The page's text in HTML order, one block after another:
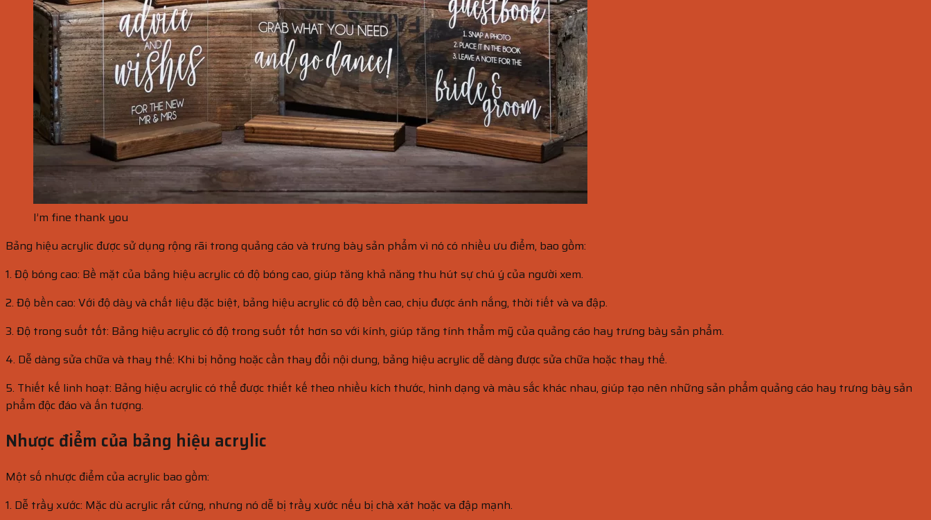
I’m fine thank you
Bảng hiệu acrylic được sử dụng rộng rãi trong quảng cáo và trưng bày sản phẩm vì nó có nhiều ưu điểm, bao gồm:
1. Độ bóng cao: Bề mặt của bảng hiệu acrylic có độ bóng cao, giúp tăng khả năng thu hút sự chú ý của người xem.
2. Độ bền cao: Với độ dày và chất liệu đặc biệt, bảng hiệu acrylic có độ bền cao, chịu được ánh nắng, thời tiết và va đập.
3. Độ trong suốt tốt: Bảng hiệu acrylic có độ trong suốt tốt hơn so với kính, giúp tăng tính thẩm mỹ của quảng cáo hay trưng bày sản phẩm.
4. Dễ dàng sửa chữa và thay thế: Khi bị hỏng hoặc cần thay đổi nội dung, bảng hiệu acrylic dễ dàng được sửa chữa hoặc thay thế.
5. Thiết kế linh hoạt: Bảng hiệu acrylic có thể được thiết kế theo nhiều kích thước, hình dạng và màu sắc khác nhau, giúp tạo nên những sản phẩm quảng cáo hay trưng bày sản
phẩm độc đáo và ấn tượng.
Nhược điểm của bảng hiệu acrylic
Một số nhược điểm của acrylic bao gồm:
1. Dễ trầy xước: Mặc dù acrylic rất cứng, nhưng nó dễ bị trầy xước nếu bị chà xát hoặc va đập mạnh.